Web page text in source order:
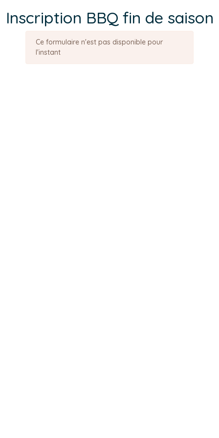
Inscription BBQ fin de saison
Ce formulaire n'est pas disponible pour
l'instant